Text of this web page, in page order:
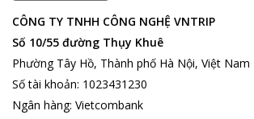
CÔNG TY TNHH CÔNG NGHỆ VNTRIP
Số 10/55 đường Thụy Khuê
Phường Tây Hồ, Thành phố Hà Nội, Việt Nam
Số tài khoản: 1023431230
Ngân hàng: Vietcombank